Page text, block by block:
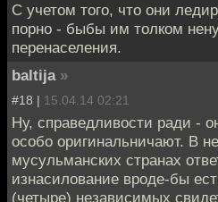
С учетом того, что они
порно - быбы им толком
перенаселения.
baltija »
#18 | 15.04.14 02:21
Ну, справедливости ради -
особо оригинальничают. В
мусульманских странах
изнасилование вроде-бы
(четыре) независимых